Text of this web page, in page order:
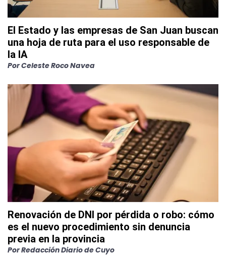
El Estado y las empresas de San Juan buscan
una hoja de ruta para el uso responsable de
la IA
PorCeleste Roco Navea
Renovación de DNI por pérdida o robo: cómo
es el nuevo procedimiento sin denuncia
previa en la provincia
PorRedacción Diario de Cuyo